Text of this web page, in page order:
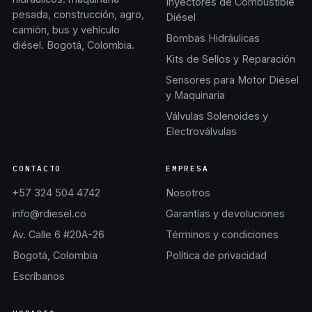
pesada, construcción, agro,
camión, bus y vehículo
diésel. Bogotá, Colombia.
Diésel
Bombas Hidráulicas
Kits de Sellos y Reparación
Sensores para Motor Diésel
y Maquinaria
Válvulas Solenoides y
Electroválvulas
CONTACTO
+57 324 504 4742
info@rdiesel.co
Av. Calle 6 #20A-26
Bogotá, Colombia
Escríbanos
EMPRESA
Nosotros
Garantías y devoluciones
Términos y condiciones
Política de privacidad